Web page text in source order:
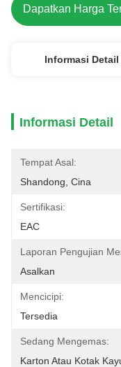
Informasi Detail
Informasi Detail
Tempat Asal:
Shandong, Cina
Sertifikasi:
EAC
Laporan Pengujian
Asalkan
Mencicipi:
Tersedia
Sedang Mengemas:
Karton Atau Kotak